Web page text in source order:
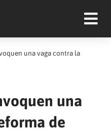
una vaga contra la
una
de